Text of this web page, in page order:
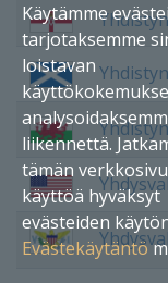
Käytämme
tarjotaksemme
loistavan
liikennettä.
tämän
käyttöä hyväksyt
evästeiden
Evästekäytäntö